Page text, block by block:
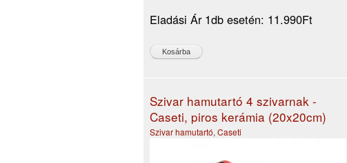
Eladási Ár 1db esetén: 11.990Ft
Szivar hamutartó 4 szivarnak -
Caseti, piros kerámia (20x20cm)
Szivar hamutartó, Caseti